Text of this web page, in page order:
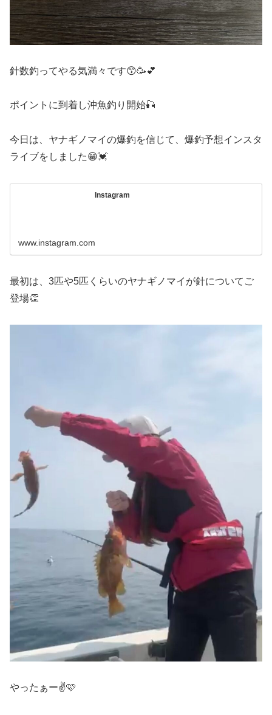
針数釣ってやる気満々です😙🥳💕
ポイントに到着し沖魚釣り開始🎣
今日は、ヤナギノマイの爆釣を信じて、爆釣予想インスタ
ライブをしました😁💓
Instagram
www.instagram.com
最初は、3匹や5匹くらいのヤナギノマイが針についてご
登場👏
やったぁー✌️🩷